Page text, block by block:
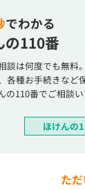
でわかる
の110番
談は何度でも無料
各種お手続きなど
の110番でご相談い
ほけんの
た